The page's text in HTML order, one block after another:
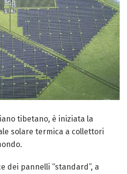
tibetano, è iniziata la
solare termica a collettori
dei pannelli “standard”, a